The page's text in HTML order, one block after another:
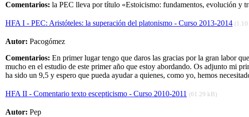
Comentarios: la PEC lleva por título «Estoicismo: fundamentos, evolución y
HFA I - PEC: Aristóteles: la superación del platonismo - Curso 2013-2014
Autor: Pacogómez
Comentarios: En primer lugar tengo que daros las gracias por la gran labor
mucho en el estudio de este primer año que estoy abordando. Os adjunto mi
ha sido un 9,5 y espero que pueda ayudar a quienes, como yo, hemos
HFA II - Comentario texto escepticismo - Curso 2010-2011 (61.29 kB)
Autor: Pep